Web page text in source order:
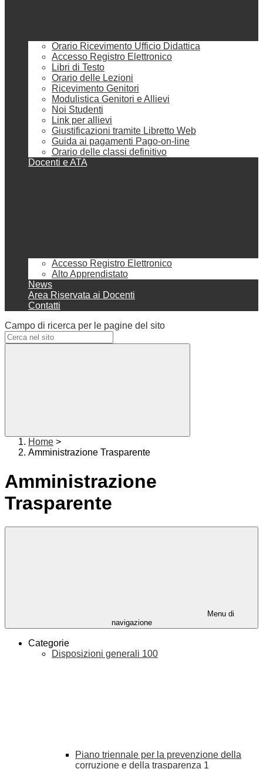
Orario Ricevimento Ufficio Didattica
Accesso Registro Elettronico
Libri di Testo
Orario delle Lezioni
Ricevimento Genitori
Modulistica Genitori e Allievi
Noi Studenti
Link per allievi
Giustificazioni tramite Libretto Web
Guida ai pagamenti Pago-on-line
Orario delle classi definitivo
Docenti e ATA
Accesso Registro Elettronico
Alto Apprendistato
News
Area Riservata ai Docenti
Contatti
Campo di ricerca per le pagine del sito
Home >
Amministrazione Trasparente
Amministrazione
Trasparente
Menu di
navigazione
Categorie
Disposizioni generali 100
Piano triennale per la prevenzione della
corruzione e della trasparenza 1